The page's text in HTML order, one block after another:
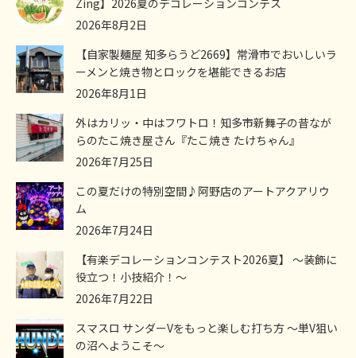
Zing】2026夏のデコレーションコンテス
2026年8月2日
【自家製麺屋 知多らうど2669】常滑市でおいしいラ
ーメンと焼き物とロックを堪能できるお店
2026年8月1日
外はカリッ・中はフワトロ！知多市新舞子の昔なが
らのたこ焼き屋さん『たこ焼き たけちゃん』
2026年7月25日
この夏だけの特別空間♪阿野店のアートアクアリウ
ム
2026年7月24日
【有楽デコレーションコンテスト2026夏】 ～装飾に
役立つ！小技紹介！～
2026年7月22日
スマスロ サンダーVをもっと楽しむ打ち方 ～単V狙い
の沼へようこそ～